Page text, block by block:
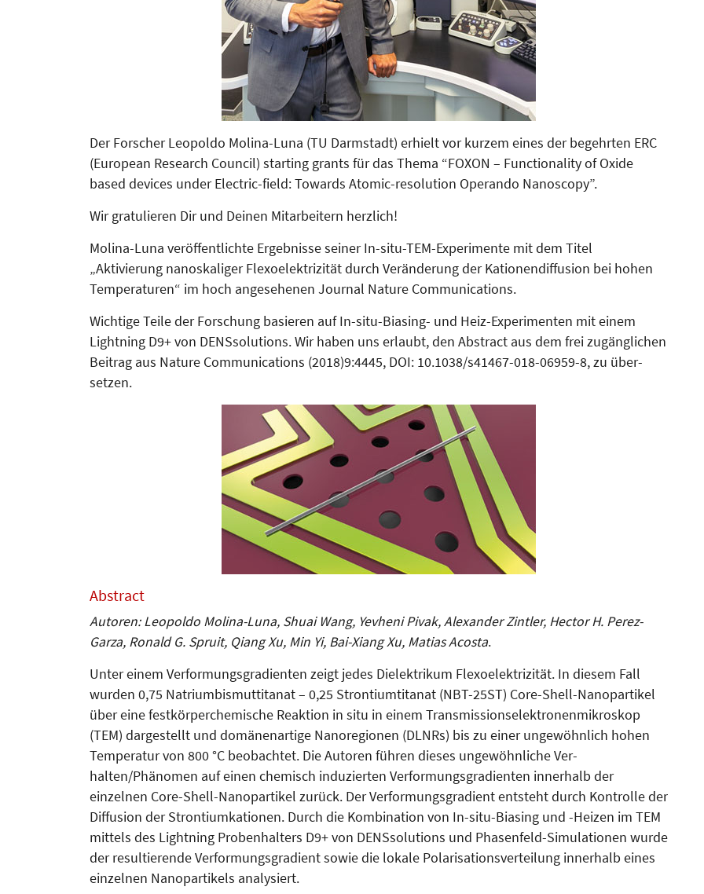
Der Forscher Leopoldo Molina-Luna (TU Darm­stadt) erhielt vor kurzem eines der begehrten ERC
(Euro­pean Research Council) starting grants für das Thema “FOXON – Functionality of Oxide
based devices under Electric-field: Towards Atomic-resolution Operando Nanoscopy”.
Wir gratulieren Dir und Deinen Mit­arbeitern herzlich!
Molina-Luna veröffentlichte Ergebnisse seiner In-situ-TEM-Experimente mit dem Titel
„Aktivierung nanoskaliger Flexoelektrizität durch Veränderung der Kationendiffusion bei hohen
Tem­­peraturen“ im hoch angesehenen Jour­­nal Nature Communications.
Wichtige Teile der For­schung basieren auf In-situ-Biasing- und Heiz-Experimenten mit einem
Lightning D9+ von DENS­solutions. Wir haben uns erlaubt, den Abstract aus dem frei zugänglichen
Beitrag aus Nature Communications (2018)9:4445, DOI: 10.1038/s41467-018-06959-8, zu über­
setzen.
Abstract
Autoren: Leopoldo Molina-Luna, Shuai Wang, Yevheni Pivak, Alexander Zintler, Hector H. Perez-
Garza, Ronald G. Spruit, Qiang Xu, Min Yi, Bai-Xiang Xu, Matias Acosta.
Unter einem Verfor­­mungsgradienten zeigt jedes Dielek­trikum Flexoelek­trizität. In diesem Fall
wurden 0,75 Natrium­bismut­titanat – 0,25 Stron­tium­tita­nat (NBT-25ST) Core-Shell-Na­no­partikel
über eine festkörperchemi­sche Reak­tion in situ in einem Trans­­mis­sions­elek­tronenmikroskop
(TEM) dargestellt und domänenartige Nano­regionen (DLNRs) bis zu einer ungewöhnlich hohen
Temperatur von 800 °C beobachtet. Die Au­to­ren führen dieses ungewöhn­liche Ver­
halten/Phänomen auf einen chemisch induzierten Verfor­mungs­gra­dienten innerhalb der
einzelnen Core-Shell-Nanopartikel zurück. Der Verformungsgradient entsteht durch Kontrolle der
Dif­fusion der Strontiumkationen. Durch die Kom­bination von In-situ-Biasing und -Heizen im TEM
mittels des Lightning Probenhalters D9+ von DENS­solutions und Phasenfeld-Si­mu­lationen wurde
der resultierende Ver­formungsgradient sowie die lo­kale Polarisationsverteilung innerhalb eines
einzelnen Nanopartikels ana­lysiert.